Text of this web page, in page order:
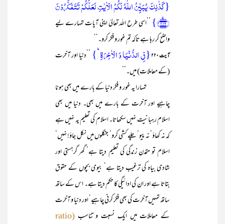
{ کَذٰلِکَ یُبَیِّنُ اللّٰہُ لَکُمُ الۡاٰیٰتِ لَعَلَّکُمۡ تَتَفَکَّرُوۡنَ
﴿۲۱۹﴾ۙ}
’’اسی طرح اللہ تعالیٰ اپنی آیات تمہارے لیے
واضح کر رہا ہے تاکہ تم غور و فکر کرو۔‘‘
آیت ۲۲۰ {فِی الدُّنۡیَا وَ الۡاٰخِرَۃِ ؕ} ’’دنیا اور آخرت
(کے معاملات) میں۔‘‘
تمہارا یہ غور و فکر دنیا کے بارے میں بھی ہونا
چاہیے اور آخرت کے بارے میں بھی۔ دنیا میں بھی
اسلام رہبانیت نہیں سکھاتا۔ اسلام کی تعلیم یہ نہیں ہے
کہ نہ کھاؤ‘ نہ پیو‘ چلے کشی کرو‘ جنگلوں میں نکل جاؤ! نہیں‘
اسلام تو متمدن زندگی کی تعلیم دیتا ہے‘ گھر گرہستی اور
شادی بیاہ کی ترغیب دیتا ہے‘ بیوی بچوں کے حقوق
بتاتا ہے اور ان کی ادائیگی کا حکم دیتا ہے۔ اس کے ساتھ
ساتھ تمہیں آخرت کی بھی فکر کرنی چاہیے‘ اور دنیا و آخرت
کے معاملات میں ایک نسبت و تناسب (ratio